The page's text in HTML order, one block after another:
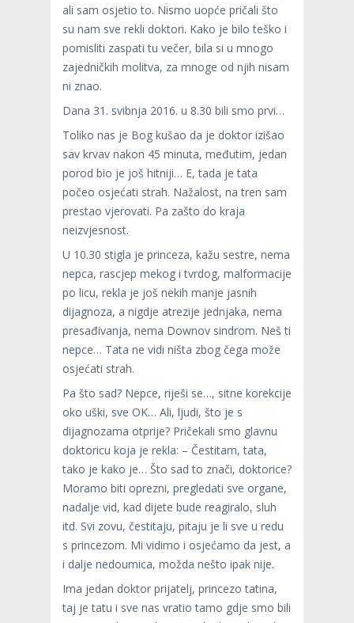
ali sam osjetio to. Nismo uopće pričali što
su nam sve rekli doktori. Kako je bilo teško i
pomisliti zaspati tu večer, bila si u mnogo
zajedničkih molitva, za mnoge od njih nisam
ni znao.
Dana 31. svibnja 2016. u 8.30 bili smo prvi…
Toliko nas je Bog kušao da je doktor izišao
sav krvav nakon 45 minuta, međutim, jedan
porod bio je još hitniji… E, tada je tata
počeo osjećati strah. Nažalost, na tren sam
prestao vjerovati. Pa zašto do kraja
neizvjesnost.
U 10.30 stigla je princeza, kažu sestre, nema
nepca, rascjep mekog i tvrdog, malformacije
po licu, rekla je još nekih manje jasnih
dijagnoza, a nigdje atrezije jednjaka, nema
presađivanja, nema Downov sindrom. Neš ti
nepce… Tata ne vidi ništa zbog čega može
osjećati strah.
Pa što sad? Nepce, riješi se…, sitne korekcije
oko uški, sve OK… Ali, ljudi, što je s
dijagnozama otprije? Pričekali smo glavnu
doktoricu koja je rekla: – Čestitam, tata,
tako je kako je… Što sad to znači, doktorice?
Moramo biti oprezni, pregledati sve organe,
nadalje vid, kad dijete bude reagiralo, sluh
itd. Svi zovu, čestitaju, pitaju je li sve u redu
s princezom. Mi vidimo i osjećamo da jest, a
i dalje nedoumica, možda nešto ipak nije.
Ima jedan doktor prijatelj, princezo tatina,
taj je tatu i sve nas vratio tamo gdje smo bili